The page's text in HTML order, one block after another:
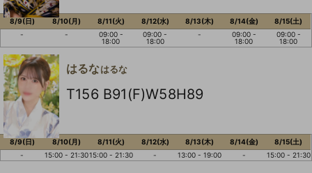
8/9(日)
-
8/10(月)
-
8/11(火)
09:00 -
18:00
8/12(水)
09:00 -
18:00
8/13(木)
-
8/14(金)
09:00 -
18:00
8/15(土)
09:00 -
18:00
はるなはるな
T156 B91(F)W58H89
8/9(日)
-
8/10(月)
15:00 - 21:30
8/11(火)
15:00 - 21:30
8/12(水)
-
8/13(木)
13:00 - 19:00
8/14(金)
-
8/15(土)
15:00 - 21:30